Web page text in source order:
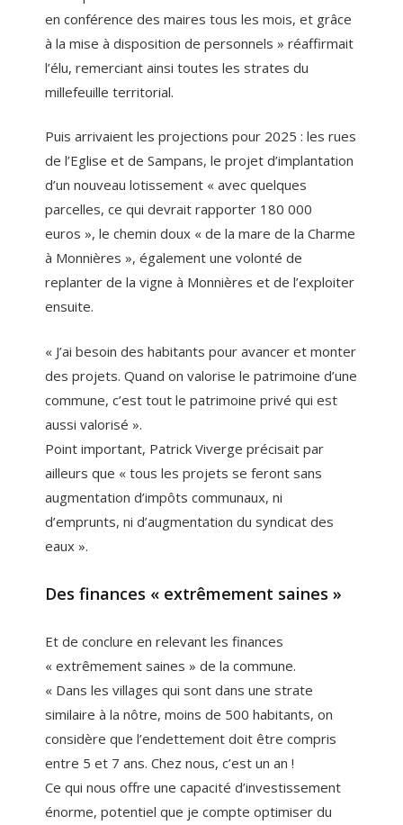
en conférence des maires tous les mois, et grâce
à la mise à disposition de personnels » réaffirmait
l’élu, remerciant ainsi toutes les strates du
millefeuille territorial.
Puis arrivaient les projections pour 2025 : les rues
de l’Eglise et de Sampans, le projet d’implantation
d’un nouveau lotissement « avec quelques
parcelles, ce qui devrait rapporter 180 000
euros », le chemin doux « de la mare de la Charme
à Monnières », également une volonté de
replanter de la vigne à Monnières et de l’exploiter
ensuite.
« J’ai besoin des habitants pour avancer et monter
des projets. Quand on valorise le patrimoine d’une
commune, c’est tout le patrimoine privé qui est
aussi valorisé ».
Point important, Patrick Viverge précisait par
ailleurs que « tous les projets se feront sans
augmentation d’impôts communaux, ni
d’emprunts, ni d’augmentation du syndicat des
eaux ».
Des finances « extrêmement saines »
Et de conclure en relevant les finances
« extrêmement saines » de la commune.
« Dans les villages qui sont dans une strate
similaire à la nôtre, moins de 500 habitants, on
considère que l’endettement doit être compris
entre 5 et 7 ans. Chez nous, c’est un an !
Ce qui nous offre une capacité d’investissement
énorme, potentiel que je compte optimiser du